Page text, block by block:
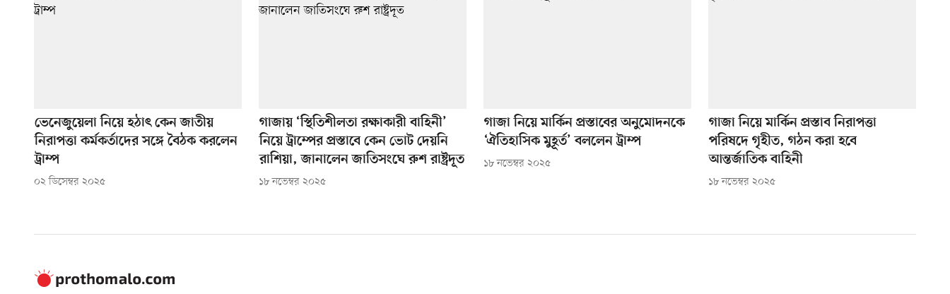
ভেনেজুয়েলা নিয়ে হঠাৎ কেন জাতীয়
নিরাপত্তা কর্মকর্তাদের সঙ্গে বৈঠক করলেন
ট্রাম্প
০২ ডিসেম্বর ২০২৫
গাজায় ‘স্থিতিশীলতা রক্ষাকারী বাহিনী’
নিয়ে ট্রাম্পের প্রস্তাবে কেন ভোট দেয়নি
রাশিয়া, জানালেন জাতিসংঘে রুশ রাষ্ট্রদূত
১৮ নভেম্বর ২০২৫
গাজা নিয়ে মার্কিন প্রস্তাবের অনুমোদনকে
‘ঐতিহাসিক মুহূর্ত’ বললেন ট্রাম্প
১৮ নভেম্বর ২০২৫
গাজা নিয়ে মার্কিন প্রস্তাব নিরাপত্তা
পরিষদে গৃহীত, গঠন করা হবে
আন্তর্জাতিক বাহিনী
১৮ নভেম্বর ২০২৫